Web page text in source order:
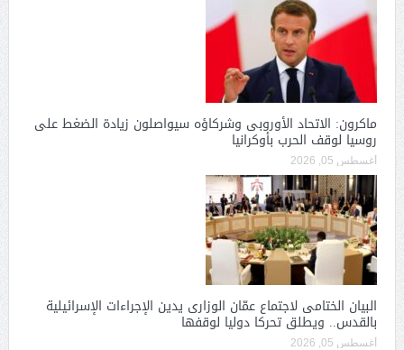
ماكرون: الاتحاد الأوروبى وشركاؤه سيواصلون زيادة الضغط على
روسيا لوقف الحرب بأوكرانيا
أغسطس 05, 2026
البيان الختامى لاجتماع عمّان الوزارى يدين الإجراءات الإسرائيلية
بالقدس.. ويطلق تحركا دوليا لوقفها
أغسطس 05, 2026